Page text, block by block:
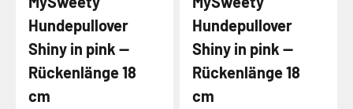
Hundepullover
Shiny in pink —
Rückenlänge 18
cm
Hundepullover
Shiny in pink —
Rückenlänge 18
cm